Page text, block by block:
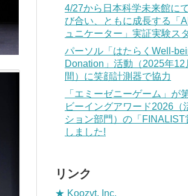
4/27から日本科学未来館に
び合い、ともに成長する「
ュニケーター」実証実験ス
パーソル「はたらくWell-
Donation」活動（2025年12
間）に笑顔計測器で協力
「エミーゼニーゲーム」が
ビーイングアワード2026（
ション部門）の「FINALIST
しました!
リンク
★ Koozyt, Inc.